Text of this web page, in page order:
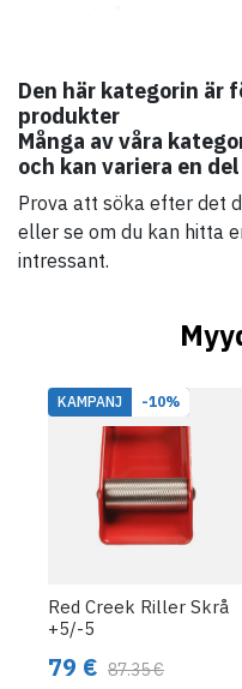
Den här kategorin är
produkter
Många av våra
och kan variera en
Prova att söka efter det
eller se om du kan hitta
intressant.
KAMPANJ -10%
Red Creek Riller Skrå
+5/-5
79 € 87.35 €